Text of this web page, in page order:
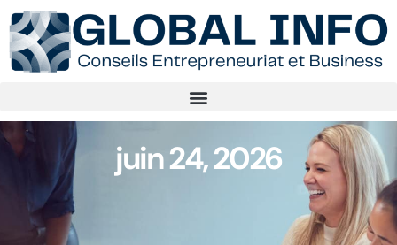
juin 24, 2026